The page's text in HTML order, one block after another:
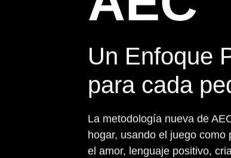
Un Enfoque
para cada
La metodología nueva de
hogar, usando el juego
el amor, lenguaje positivo,